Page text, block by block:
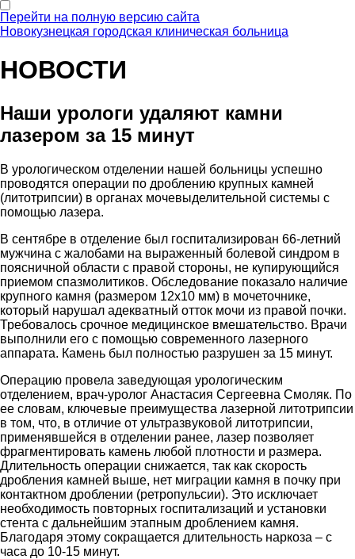
Перейти на полную версию сайта
Новокузнецкая городская клиническая больница
НОВОСТИ
Наши урологи удаляют камни
лазером за 15 минут
В урологическом отделении нашей больницы успешно
проводятся операции по дроблению крупных камней
(литотрипсии) в органах мочевыделительной системы с
помощью лазера.
В сентябре в отделение был госпитализирован 66-летний
мужчина с жалобами на выраженный болевой синдром в
поясничной области с правой стороны, не купирующийся
приемом спазмолитиков. Обследование показало наличие
крупного камня (размером 12х10 мм) в мочеточнике,
который нарушал адекватный отток мочи из правой почки.
Требовалось срочное медицинское вмешательство. Врачи
выполнили его с помощью современного лазерного
аппарата. Камень был полностью разрушен за 15 минут.
Операцию провела заведующая урологическим
отделением, врач-уролог Анастасия Сергеевна Смоляк. По
ее словам, ключевые преимущества лазерной литотрипсии
в том, что, в отличие от ультразвуковой литотрипсии,
применявшейся в отделении ранее, лазер позволяет
фрагментировать камень любой плотности и размера.
Длительность операции снижается, так как скорость
дробления камней выше, нет миграции камня в почку при
контактном дроблении (ретропульсии). Это исключает
необходимость повторных госпитализаций и установки
стента с дальнейшим этапным дроблением камня.
Благодаря этому сокращается длительность наркоза – с
часа до 10-15 минут.